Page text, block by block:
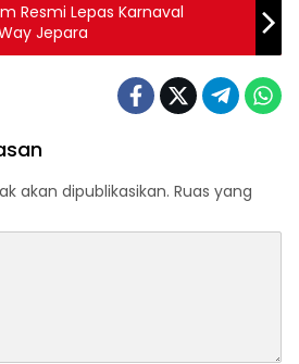
Resmi Lepas Karnaval
Jepara
akan dipublikasikan. Ruas yang